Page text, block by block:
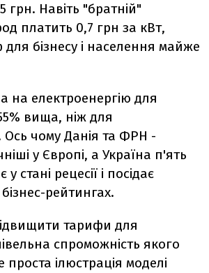
грн. Навіть "братній"
платить 0,7 грн за кВт,
бізнесу і населення майже
на електроенергію для
вища, ніж для
Ось чому Данія та ФРН -
у Європі, а Україна п'ять
стані рецесії і посідає
рейтингах.
тарифи для
спроможність якого
ілюстрація моделі